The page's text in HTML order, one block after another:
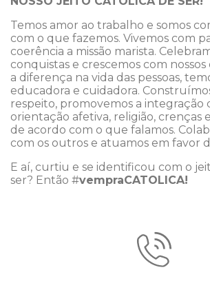
Temos amor ao trabalho e somos
com o que fazemos. Vivemos com
coerência a missão marista.
conquistas e crescemos com nossos
a diferença na vida das pessoas,
educadora e cuidadora.
respeito, promovemos a integração
orientação afetiva, religião, crenças
de acordo com o que falamos.
com os outros e atuamos em favor
E aí, curtiu e se identificou com o
ser? Então #vempraCATOLICA!